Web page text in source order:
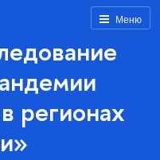
Меню
регионах